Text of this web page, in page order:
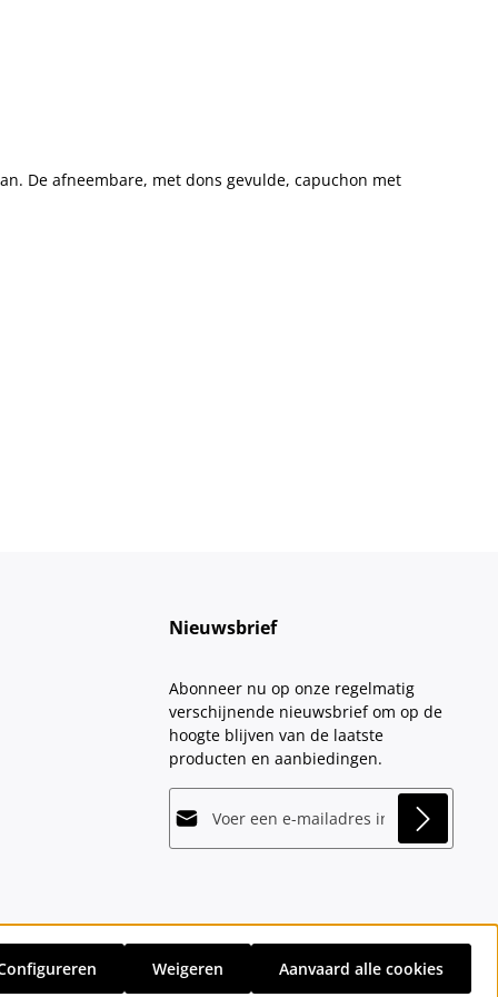
De afneembare, met dons gevulde, capuchon met
Nieuwsbrief
Abonneer nu op onze regelmatig
verschijnende nieuwsbrief om op de
hoogte blijven van de laatste
producten en aanbiedingen.
u dat u onze
gegevensbeschermingsinformatiehebt
gelezen en onze
en eventuele bezorgkosten, indien niet anders vermeld.
Weigeren Aanvaard alle cookies